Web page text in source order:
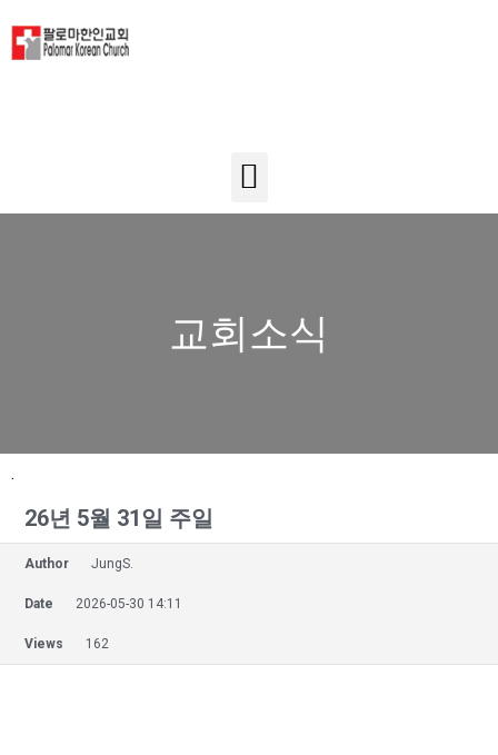
교회소식
.
26년 5월 31일 주일
Author JungS.
Date 2026-05-30 14:11
Views 162